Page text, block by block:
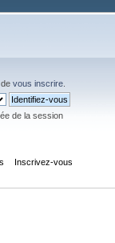
vous inscrire
de la session
Inscrivez-vous